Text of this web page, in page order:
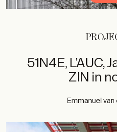
51N4E, L’AUC,
ZIN in
Emmanuel